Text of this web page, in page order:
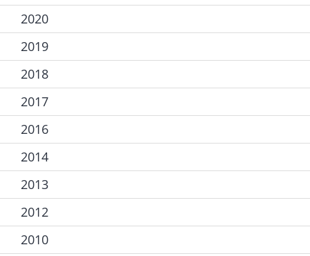
2020
2019
2018
2017
2016
2014
2013
2012
2010